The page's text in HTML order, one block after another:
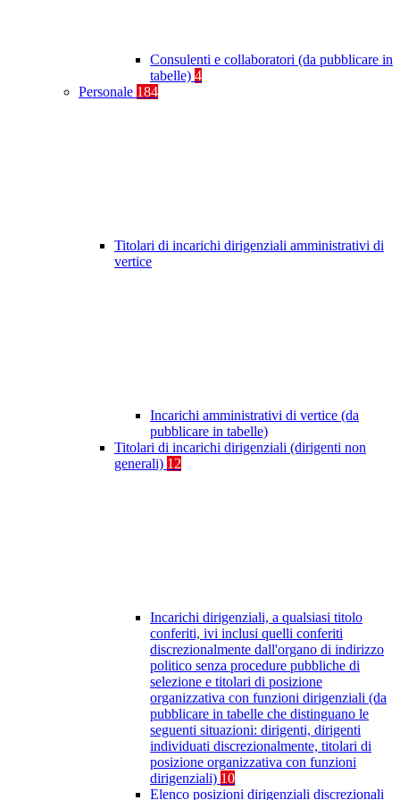
Consulenti e collaboratori (da pubblicare in
tabelle) 4
Personale 184
Titolari di incarichi dirigenziali amministrativi di
vertice
Incarichi amministrativi di vertice (da
pubblicare in tabelle)
Titolari di incarichi dirigenziali (dirigenti non
generali) 12
Incarichi dirigenziali, a qualsiasi titolo
conferiti, ivi inclusi quelli conferiti
discrezionalmente dall'organo di indirizzo
politico senza procedure pubbliche di
selezione e titolari di posizione
organizzativa con funzioni dirigenziali (da
pubblicare in tabelle che distinguano le
seguenti situazioni: dirigenti, dirigenti
individuati discrezionalmente, titolari di
posizione organizzativa con funzioni
dirigenziali) 10
Elenco posizioni dirigenziali discrezionali